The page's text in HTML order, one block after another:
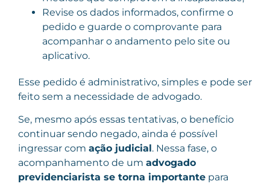
Revise os dados informados, confirme o
pedido e guarde o comprovante para
acompanhar o andamento pelo site ou
aplicativo.
Esse pedido é administrativo, simples e pode ser
feito sem a necessidade de advogado.
Se, mesmo após essas tentativas, o benefício
continuar sendo negado, ainda é possível
ingressar com ação judicial. Nessa fase, o
acompanhamento de um advogado
previdenciarista se torna importante para